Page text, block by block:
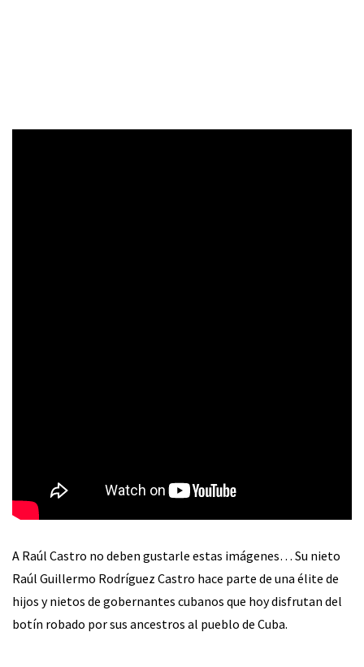
A Raúl Castro no deben gustarle estas imágenes… Su nieto
Raúl Guillermo Rodríguez Castro hace parte de una élite de
hijos y nietos de gobernantes cubanos que hoy disfrutan del
botín robado por sus ancestros al pueblo de Cuba.